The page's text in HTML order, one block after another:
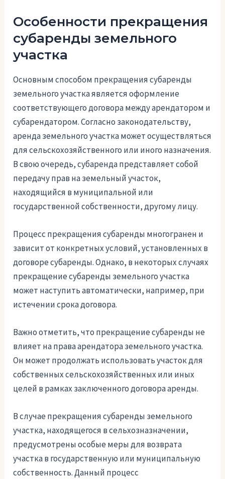
Особенности прекращения
субаренды земельного
участка
Основным способом прекращения субаренды
земельного участка является оформление
соответствующего договора между арендатором и
субарендатором. Согласно законодательству,
аренда земельного участка может осуществляться
для сельскохозяйственного или иного назначения.
В свою очередь, субаренда представляет собой
передачу прав на земельный участок,
находящийся в муниципальной или
государственной собственности, другому лицу.
Процесс прекращения субаренды многогранен и
зависит от конкретных условий, установленных в
договоре субаренды. Однако, в некоторых случаях
прекращение субаренды земельного участка
может наступить автоматически, например, при
истечении срока договора.
Важно отметить, что прекращение субаренды не
влияет на права арендатора земельного участка.
Он может продолжать использовать участок для
собственных сельскохозяйственных или иных
целей в рамках заключенного договора аренды.
В случае прекращения субаренды земельного
участка, находящегося в сельхозназначении,
предусмотрены особые меры для возврата
участка в государственную или муниципальную
собственность. Данный процесс